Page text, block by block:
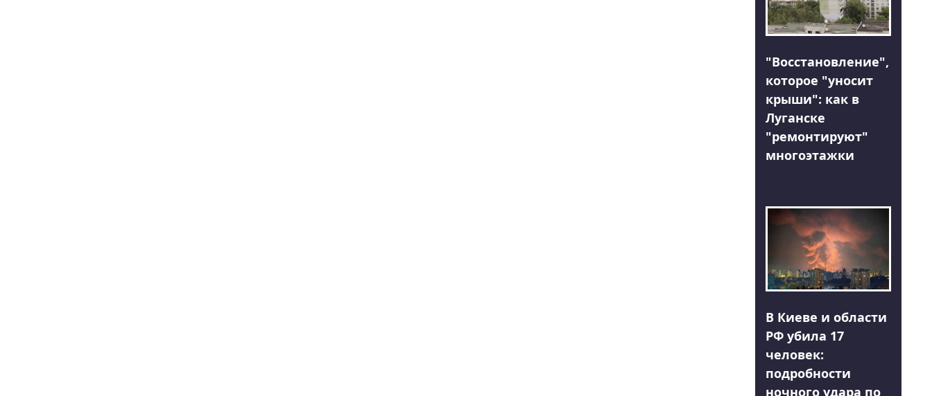
"Восстановление",
которое "уносит
крыши": как в
Луганске
"ремонтируют"
многоэтажки
В Киеве и области
РФ убила 17
человек:
подробности
ночного удара по